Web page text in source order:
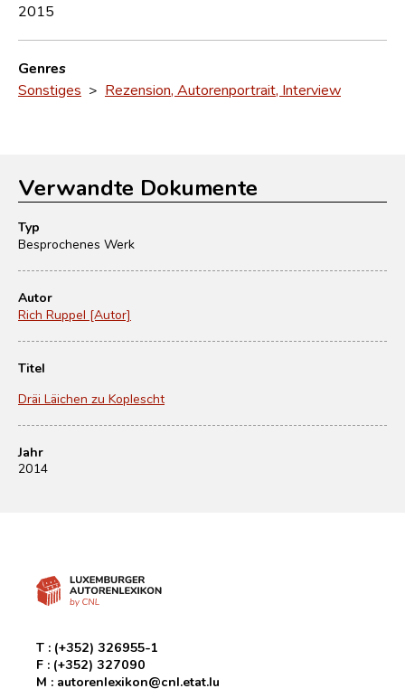
2015
Genres
Sonstiges > Rezension, Autorenportrait, Interview
Verwandte Dokumente
Typ
Besprochenes Werk
Autor
Rich Ruppel [Autor]
Titel
Dräi Läichen zu Koplescht
Jahr
2014
T : (+352) 326955-1
F : (+352) 327090
M : autorenlexikon@cnl.etat.lu